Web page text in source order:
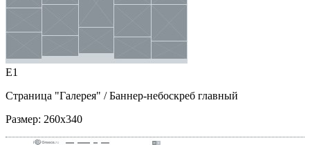
E1
Страница "Галерея" / Баннер-небоскреб главный
Размер: 260x340